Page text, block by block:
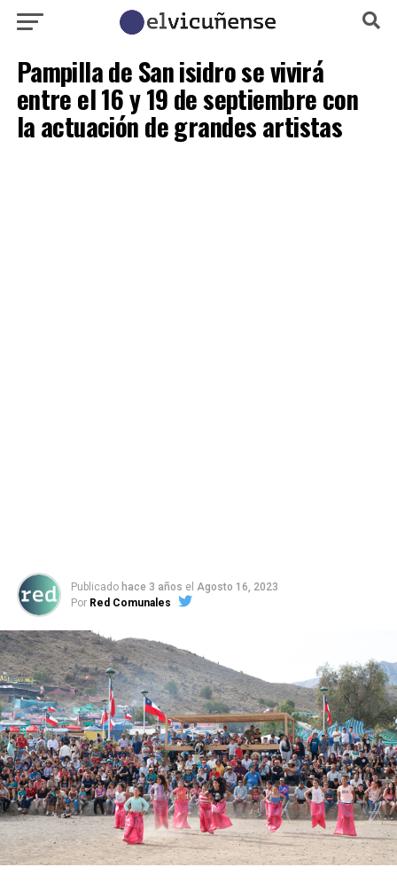
Pampilla de San isidro se vivirá
entre el 16 y 19 de septiembre con
la actuación de grandes artistas
Publicado hace 3 años el Agosto 16, 2023
Por Red Comunales